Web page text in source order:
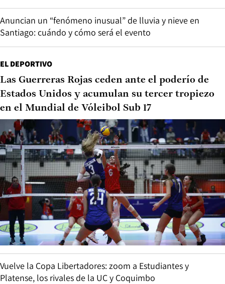
Anuncian un “fenómeno inusual” de lluvia y nieve en
Santiago: cuándo y cómo será el evento
EL DEPORTIVO
Las Guerreras Rojas ceden ante el poderío de
Estados Unidos y acumulan su tercer tropiezo
en el Mundial de Vóleibol Sub 17
Vuelve la Copa Libertadores: zoom a Estudiantes y
Platense, los rivales de la UC y Coquimbo